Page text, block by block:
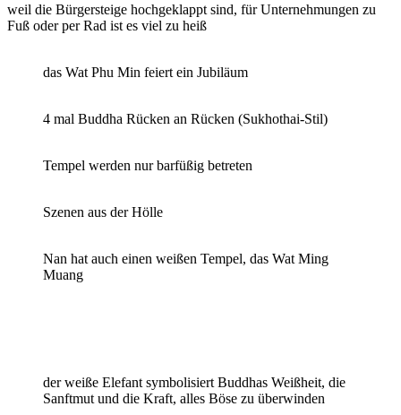
weil die Bürgersteige hochgeklappt sind, für Unternehmungen zu
Fuß oder per Rad ist es viel zu heiß
das Wat Phu Min feiert ein Jubiläum
4 mal Buddha Rücken an Rücken (Sukhothai-Stil)
Tempel werden nur barfüßig betreten
Szenen aus der Hölle
Nan hat auch einen weißen Tempel, das Wat Ming
Muang
der weiße Elefant symbolisiert Buddhas Weißheit, die
Sanftmut und die Kraft, alles Böse zu überwinden